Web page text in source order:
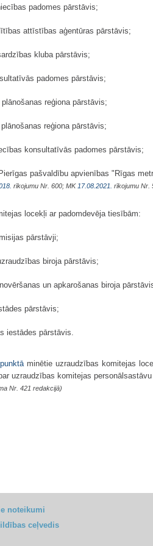
padomes pārstāvis;
attīstības aģentūras pārstāvis;
kluba pārstāvis;
padomes pārstāvis;
reģiona pārstāvis;
reģiona pārstāvis;
konsultatīvās padomes pārstāvis;
pašvaldību apvienības "Rīgas
rīkojumu Nr. 600; MK17.08.2021. rīkojumu Nr.
locekļi ar padomdevēja tiesībām:
pārstāvji;
biroja pārstāvis;
un apkarošanas biroja
pārstāvis;
iestādes pārstāvis.
minētie uzraudzības komitejas
uzraudzības komitejas
Nr. 421 redakcijā)
noteikumi
ceļvedis